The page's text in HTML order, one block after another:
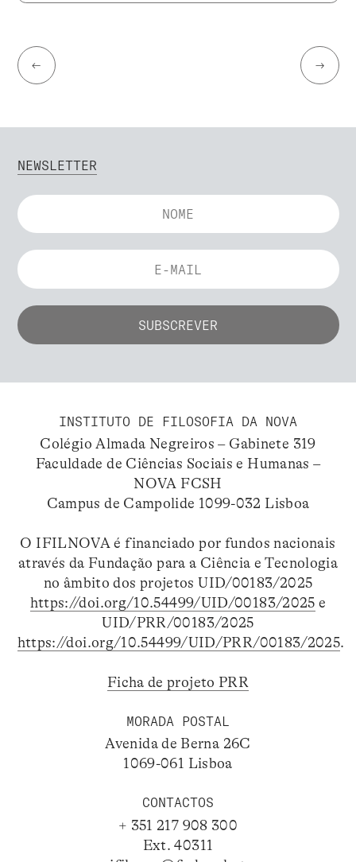
← →
NEWSLETTER
INSTITUTO DE FILOSOFIA DA NOVA
Colégio Almada Negreiros – Gabinete 319
Faculdade de Ciências Sociais e Humanas –
NOVA FCSH
Campus de Campolide 1099-032 Lisboa
O IFILNOVA é financiado por fundos nacionais
através da Fundação para a Ciência e Tecnologia
no âmbito dos projetos UID/00183/2025
https://doi.org/10.54499/UID/00183/2025 e
UID/PRR/00183/2025
https://doi.org/10.54499/UID/PRR/00183/2025.
Ficha de projeto PRR
MORADA POSTAL
Avenida de Berna 26C
1069-061 Lisboa
CONTACTOS
+ 351 217 908 300
Ext. 40311